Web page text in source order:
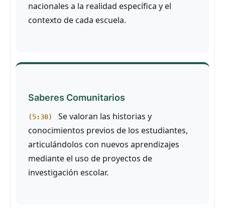
nacionales a la realidad específica y el
contexto de cada escuela.
Saberes Comunitarios
(5:30)
Se valoran las historias y
conocimientos previos de los estudiantes,
articulándolos con nuevos aprendizajes
mediante el uso de proyectos de
investigación escolar.